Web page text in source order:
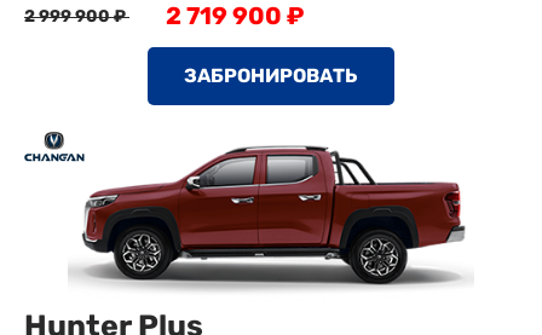
2 999 900 ₽
2 719 900 ₽
ЗАБРОНИРОВАТЬ
Hunter Plus